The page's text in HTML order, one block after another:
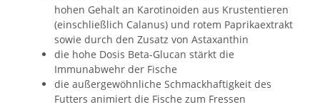
hohen Gehalt an Karotinoiden aus Krustentieren
(einschließlich Calanus) und rotem Paprikaextrakt
sowie durch den Zusatz von Astaxanthin
die hohe Dosis Beta-Glucan stärkt die
Immunabwehr der Fische
die außergewöhnliche Schmackhaftigkeit des
Futters animiert die Fische zum Fressen